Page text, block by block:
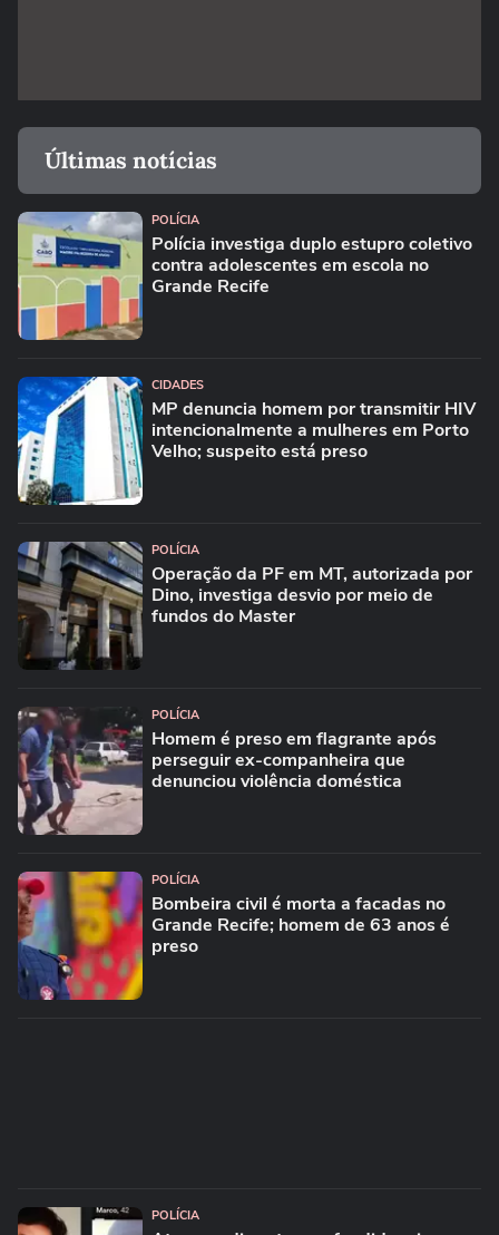
Últimas notícias
POLÍCIA
Polícia investiga duplo estupro coletivo
contra adolescentes em escola no
Grande Recife
CIDADES
MP denuncia homem por transmitir HIV
intencionalmente a mulheres em Porto
Velho; suspeito está preso
POLÍCIA
Operação da PF em MT, autorizada por
Dino, investiga desvio por meio de
fundos do Master
POLÍCIA
Homem é preso em flagrante após
perseguir ex-companheira que
denunciou violência doméstica
POLÍCIA
Bombeira civil é morta a facadas no
Grande Recife; homem de 63 anos é
preso
POLÍCIA